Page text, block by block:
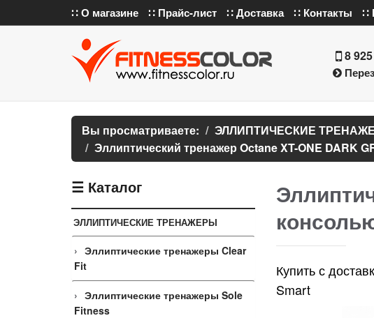
∷ О магазине ∷ Прайс-лист ∷ Доставка ∷ Контакты ∷
8
Вы просматриваете: ЭЛЛИПТИЧЕСКИЕ
Эллиптический тренажер Octane XT-ONE DARK
☰ Каталог
ЭЛЛИПТИЧЕСКИЕ ТРЕНАЖЕРЫ
Эллиптические тренажеры Clear
Fit
Эллиптические тренажеры Sole
Fitness
Купить с
Smart